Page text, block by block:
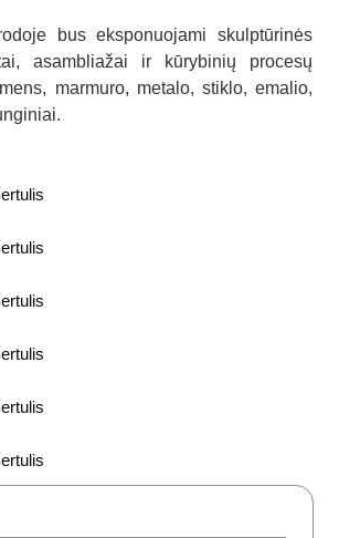
bus eksponuojami skulptūrinės
asambliažai ir kūrybinių procesų
marmuro, metalo, stiklo, emalio,